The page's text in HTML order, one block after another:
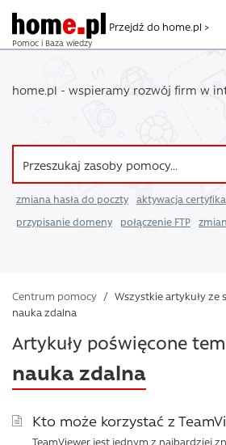
Pomoc i Baza wiedzy
Przejdź do home.pl >
home.pl - wspieramy rozwój firm w
zmiana hasła do poczty
aktywacja
przypisanie domeny
połączenie FTP
Centrum pomocy / Wszystkie artykuły ze
nauka zdalna
Artykuły poświęcone
nauka zdalna
Kto może korzystać z
TeamViewer jest jednym z najbardziej